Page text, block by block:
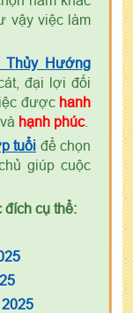
vậy việc làm
Thủy Hướng
đại lợi đối
được hanh
và hạnh phúc.
tuổi để chọn
giúp cuộc
đích cụ thể: